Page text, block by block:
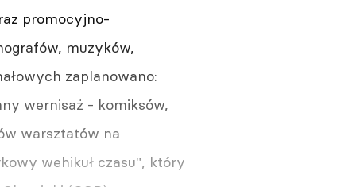
promocyjno-
muzyków,
zaplanowano:
wernisaż - komiksów,
warsztatów na
wehikuł czasu", który